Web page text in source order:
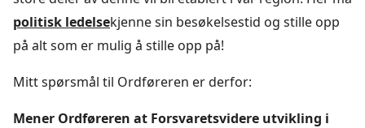
politisk ledelsekjenne sin besøkelsestid og stille opp
på alt som er mulig å stille opp på!
Mitt spørsmål til Ordføreren er derfor:
Mener Ordføreren at Forsvaretsvidere utvikling i